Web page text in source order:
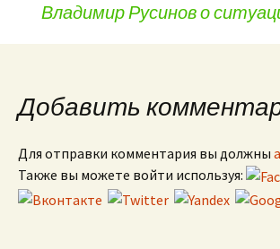
Владимир Русинов о
Добавить
Для отправки комментария вы должны
Также вы можете войти используя: